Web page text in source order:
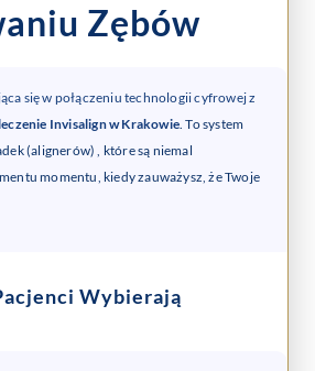
Zębów
się w połączeniu technologii cyfrowej z
Invisalign w Krakowie . To system
(alignerów) , które są niemal
momentu, kiedy zauważysz, że Twoje
Wybierają